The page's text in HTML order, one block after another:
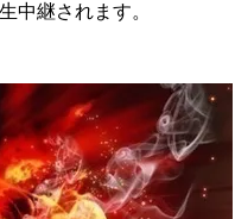
中継されます。